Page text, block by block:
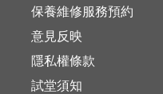
保養維修服務預約
意見反映
隱私權條款
試堂須知